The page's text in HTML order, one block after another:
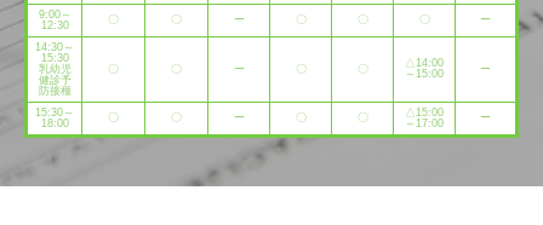
9:00～
12:30
〇 〇 ー 〇 〇 〇 ー
14:30～
15:30
乳幼児
健診予
防接種
〇 〇 ー 〇 〇
△14:00
～15:00
ー
15:30～
18:00
〇 〇 ー 〇 〇
△15:00
～17:00
ー